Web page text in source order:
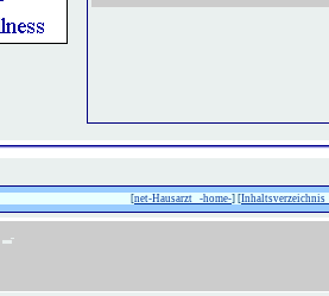
[net-Hausarzt -home-] [Inhaltsverzeichnis